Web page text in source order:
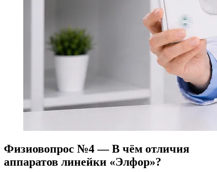
Физиовопрос №4 — В чём отличия
аппаратов линейки «Элфор»?